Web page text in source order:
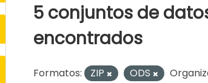
5 conjuntos de
encontrados
Formatos: ZIP ODS